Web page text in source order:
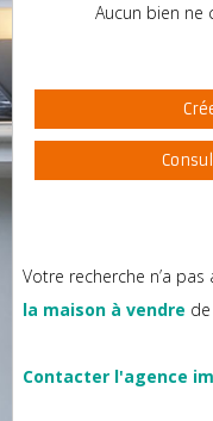
Aucun bien ne
Votre recherche n’a
la maison à vendre
Contacter l'agence